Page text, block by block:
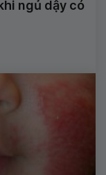
ngủ dậy có